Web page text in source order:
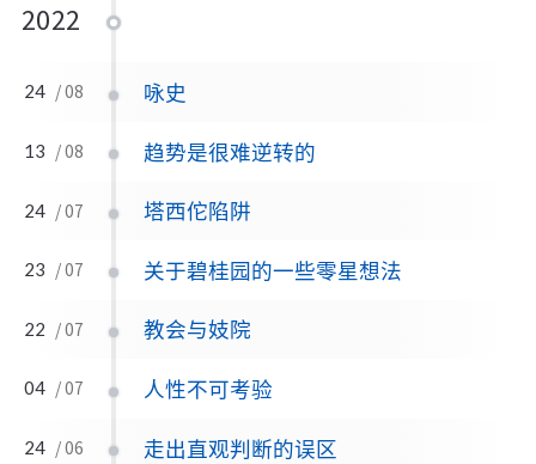
2022
24 / 08 咏史
13 / 08 趋势是很难逆转的
24 / 07 塔西佗陷阱
23 / 07 关于碧桂园的一些零星想法
22 / 07 教会与妓院
04 / 07 人性不可考验
24 / 06 走出直观判断的误区